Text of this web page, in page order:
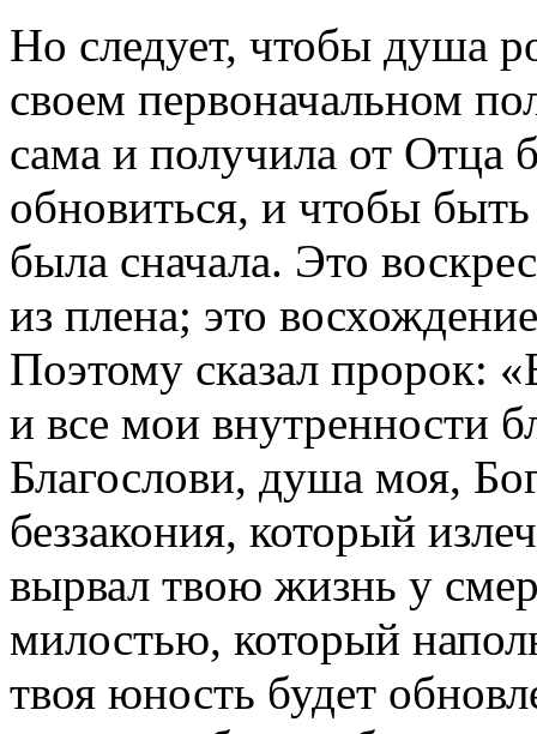
Но следует, чтобы душа
своем первоначальном
сама и получила от Отца
обновиться, и чтобы
была сначала. Это
из плена; это
Поэтому сказал пророк:
и все мои внутренности
Благослови, душа моя,
беззакония, который
вырвал твою жизнь у
милостью, который
твоя юность будет